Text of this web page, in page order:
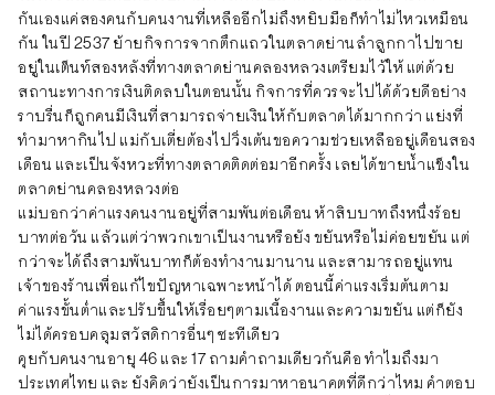
กันเองแค่สองคนกับคนงานที่เหลืออีกไม่ถึงหยิบมือก็ทำไม่ไหวเหมือน
กัน ในปี 2537 ย้ายกิจการจากตึกแถวในตลาดย่านลำลูกกาไปขาย
อยู่ในเต็นท์สองหลังที่ทางตลาดย่านคลองหลวงเตรียมไว้ให้ แต่ด้วย
สถานะทางการเงินติดลบในตอนนั้น กิจการที่ควรจะไปได้ด้วยดีอย่าง
ราบรื่นก็ถูกคนมีเงินที่สามารถจ่ายเงินให้กับตลาดได้มากกว่า แย่งที่
ทำมาหากินไป แม่กับเตี่ยต้องไปวิ่งเต้นขอความช่วยเหลืออยู่เดือนสอง
เดือน และเป็นจังหวะที่ทางตลาดติดต่อมาอีกครั้ง เลยได้ขายน้ำแข็งใน
ตลาดย่านคลองหลวงต่อ
แม่บอกว่าค่าแรงคนงานอยู่ที่สามพันต่อเดือน ห้าสิบบาทถึงหนึ่งร้อย
บาทต่อวัน แล้วแต่ว่าพวกเขาเป็นงานหรือยัง ขยันหรือไม่ค่อยขยัน แต่
กว่าจะได้ถึงสามพันบาทก็ต้องทำงานมานาน และสามารถอยู่แทน
เจ้าของร้านเพื่อแก้ไขปัญหาเฉพาะหน้าได้ ตอนนี้ค่าแรงเริ่มต้นตาม
ค่าแรงขั้นต่ำและปรับขึ้นให้เรื่อยๆตามเนื้องานและความขยัน แต่ก็ยัง
ไม่ได้ครอบคลุมสวัสดิการอื่นๆ ซะทีเดียว
คุยกับคนงานอายุ 46 และ 17 ถามคำถามเดียวกันคือ ทำไมถึงมา
ประเทศไทย และ ยังคิดว่ายังเป็นการมาหาอนาคตที่ดีกว่าไหม คำตอบ